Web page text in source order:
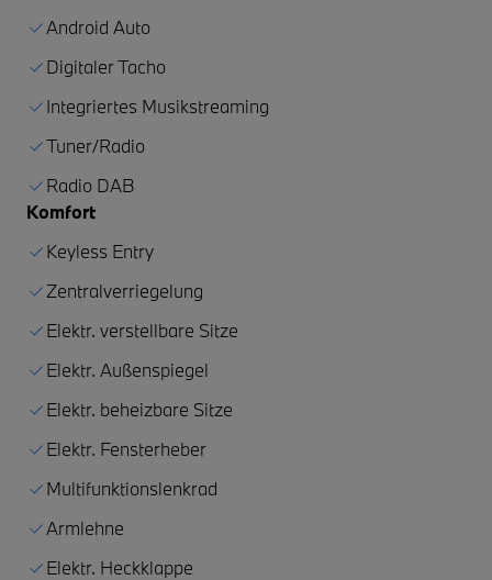
Android Auto
Digitaler Tacho
Integriertes Musikstreaming
Tuner/Radio
Radio DAB
Komfort
Keyless Entry
Zentralverriegelung
Elektr. verstellbare Sitze
Elektr. Außenspiegel
Elektr. beheizbare Sitze
Elektr. Fensterheber
Multifunktionslenkrad
Armlehne
Elektr. Heckklappe